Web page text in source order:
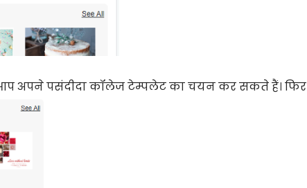
अपने पसंदीदा कॉलेज टेम्पलेट का चयन कर सकते हैं। फिर